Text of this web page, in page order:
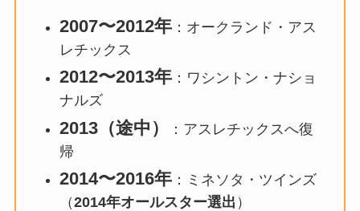
2007〜2012年：オークランド・アス
レチックス
2012〜2013年：ワシントン・ナショ
ナルズ
2013（途中）
：アスレチックスへ復
帰
2014〜2016年：ミネソタ・ツインズ
（2014年オールスター選出 ）